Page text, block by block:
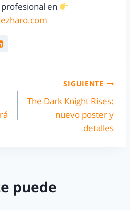
en
SIGUIENTE
The Dark Knight Rises:
nuevo poster y
detalles
puede